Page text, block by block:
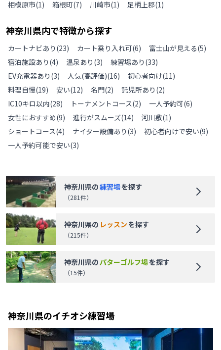
相模原市(1) 箱根町(7) 川崎市(1) 足柄上郡(1)
神奈川県内で特徴から探す
カートナビあり (23) カート乗り入れ可(6) 富士山が見える(5)
宿泊施設あり (4) 温泉あり (3) 練習場あり (33)
EV充電器あり (3) 人気(高評価)(16) 初心者向け(11)
料理自慢(19) 安い(12) 名門(2) 託児所あり (2)
IC10キロ以内(28) トーナメントコース(2) 一人予約可(6)
女性におすすめ(9) 進行がスムーズ(14) 河川敷(1)
ショートコース(4) ナイター設備あり (3) 初心者向けで安い(9)
一人予約可能で安い(3)
神奈川県の練習場を探す
（281件）
神奈川県の レッスンを探す
（215件）
神奈川県の パターゴルフ場を探す
（15件）
神奈川県のイチオシ練習場